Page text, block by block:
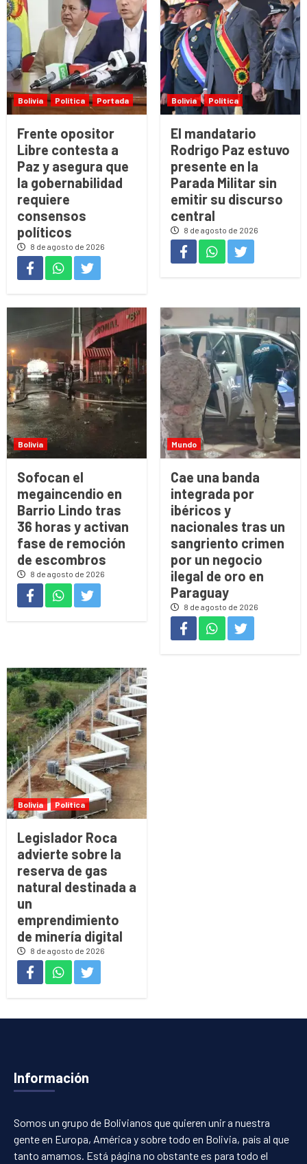
Bolivia Política Portada
Frente opositor
Libre contesta a
Paz y asegura que
la gobernabilidad
requiere
consensos
políticos
8 de agosto de 2026
Bolivia Política
El mandatario
Rodrigo Paz estuvo
presente en la
Parada Militar sin
emitir su discurso
central
8 de agosto de 2026
Bolivia
Sofocan el
megaincendio en
Barrio Lindo tras
36 horas y activan
fase de remoción
de escombros
8 de agosto de 2026
Mundo
Cae una banda
integrada por
ibéricos y
nacionales tras un
sangriento crimen
por un negocio
ilegal de oro en
Paraguay
8 de agosto de 2026
Bolivia Política
Legislador Roca
advierte sobre la
reserva de gas
natural destinada a
un
emprendimiento
de minería digital
8 de agosto de 2026
Información
Somos un grupo de Bolivianos que quieren unir a nuestra
gente en Europa, América y sobre todo en Bolivia, país al que
tanto amamos. Está página no obstante es para todo el